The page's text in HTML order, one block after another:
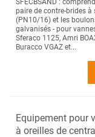
SFECBSAND :
paire de contre-brides à
(PN10/16) et les
galvanisés - pour
Sferaco 1125, Amri
Buracco VGAZ et...
Equipement pour
à oreilles de